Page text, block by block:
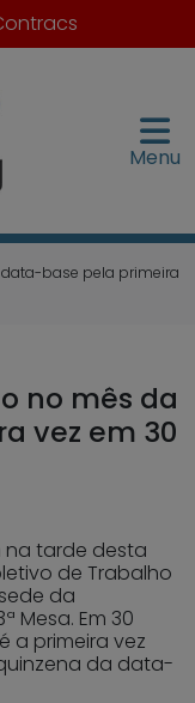
Menu
data-base pela primeira
no mês da
vez em 30
na tarde desta
de Trabalho
da
Mesa. Em 30
a primeira vez
da data-